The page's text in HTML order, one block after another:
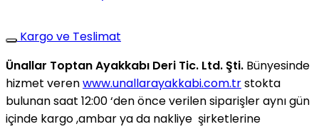
Kargo ve Teslimat
Ünallar Toptan Ayakkabı Deri Tic. Ltd. Şti. Bünyesinde
hizmet verenwww.unallarayakkabi.com.trstokta
bulunan saat 12:00 ‘den önce verilen siparişler aynı gün
içinde kargo ,ambar ya da nakliye şirketlerine